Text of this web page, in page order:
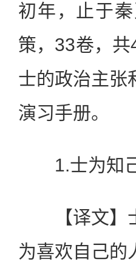
初年，止于
策，33卷，
士的政治主张
演习手册。
1.士为知己
【译文】士
为喜欢自己的